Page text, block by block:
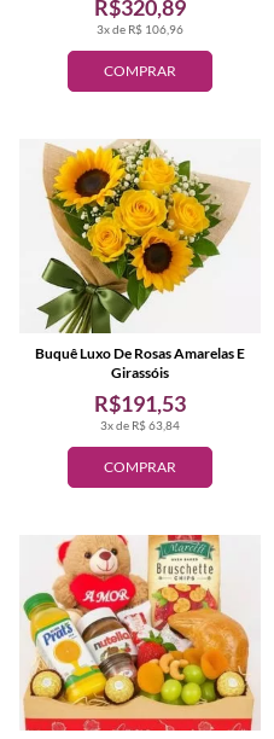
COMPRAR
3x de R$ 106,96
R$320,89
COMPRAR
3x de R$ 63,84
R$191,53
Buquê Luxo De Rosas Amarelas E
Girassóis